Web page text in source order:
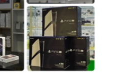
четкости
в вашем смартфоне.
разрешения, которые
временем.